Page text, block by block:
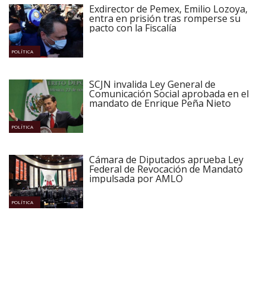
POLÍTICA
Exdirector de Pemex, Emilio Lozoya,
entra en prisión tras romperse su
pacto con la Fiscalía
POLÍTICA
SCJN invalida Ley General de
Comunicación Social aprobada en el
mandato de Enrique Peña Nieto
POLÍTICA
Cámara de Diputados aprueba Ley
Federal de Revocación de Mandato
impulsada por AMLO